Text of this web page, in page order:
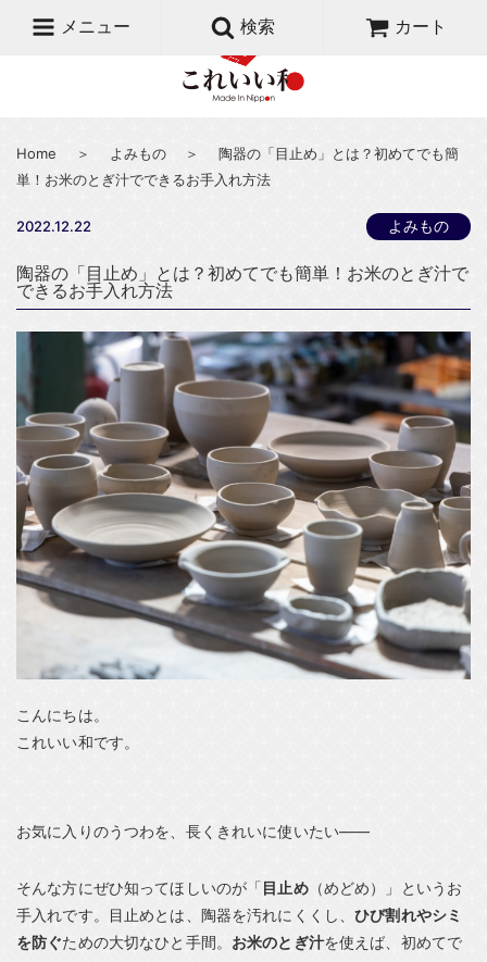
メニュー 検索 カート
Home ＞ よみもの ＞
陶器の「目止め」とは？初めてでも簡
単！お米のとぎ汁でできるお手入れ方法
2022.12.22 よみもの
陶器の「目止め」とは？初めてでも簡単！お米のとぎ汁で
できるお手入れ方法
こんにちは。
これいい和です。
お気に入りのうつわを、長くきれいに使いたい——
そんな方にぜひ知ってほしいのが「目止め（めどめ）」というお
手入れです。目止めとは、陶器を汚れにくくし、ひび割れやシミ
を防ぐための大切なひと手間。 お米のとぎ汁を使えば、初めてで